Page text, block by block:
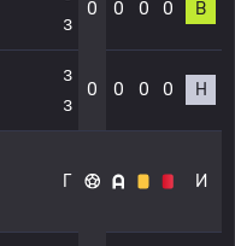
3
0 0 0 0 В
3
3
0 0 0 0 Н
Г И